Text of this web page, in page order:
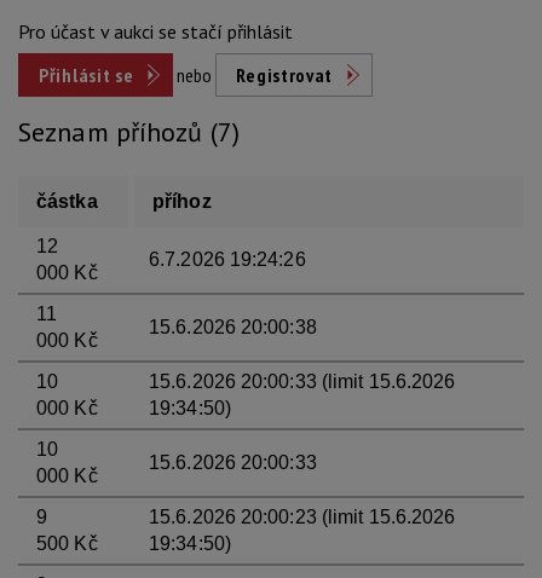
Pro účast v aukci se stačí přihlásit
Přihlásit se
nebo Registrovat
Seznam příhozů (7)
částka příhoz
12
000 Kč
6.7.2026 19:24:26
11
000 Kč
15.6.2026 20:00:38
10
000 Kč
15.6.2026 20:00:33 (limit 15.6.2026
19:34:50)
10
000 Kč
15.6.2026 20:00:33
9
500 Kč
15.6.2026 20:00:23 (limit 15.6.2026
19:34:50)